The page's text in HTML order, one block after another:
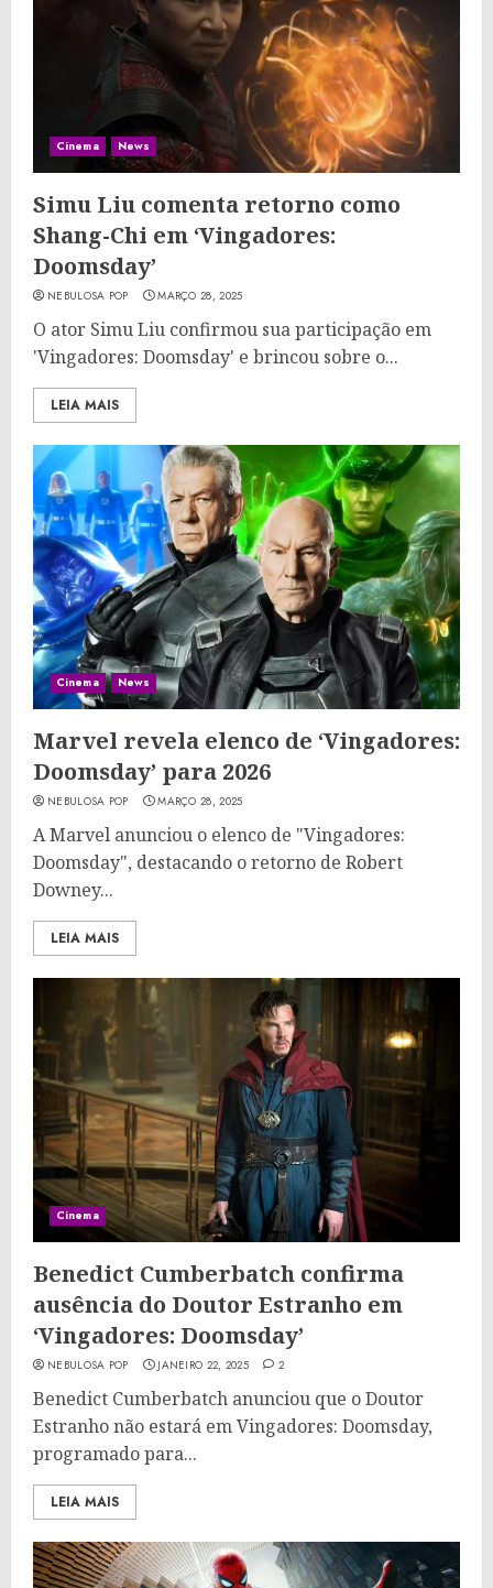
Cinema News
Simu Liu comenta retorno como
Shang-Chi em ‘Vingadores:
Doomsday’
NEBULOSA POP MARÇO 28, 2025
O ator Simu Liu confirmou sua participação em
'Vingadores: Doomsday' e brincou sobre o...
LEIA MAIS
Cinema News
Marvel revela elenco de ‘Vingadores:
Doomsday’ para 2026
NEBULOSA POP MARÇO 28, 2025
A Marvel anunciou o elenco de "Vingadores:
Doomsday", destacando o retorno de Robert
Downey...
LEIA MAIS
Cinema
Benedict Cumberbatch confirma
ausência do Doutor Estranho em
‘Vingadores: Doomsday’
NEBULOSA POP JANEIRO 22, 2025 2
Benedict Cumberbatch anunciou que o Doutor
Estranho não estará em Vingadores: Doomsday,
programado para...
LEIA MAIS